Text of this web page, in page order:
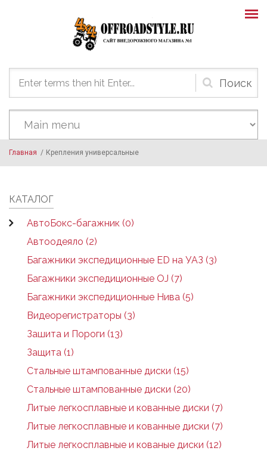
Форма
поиска
Главная / Крепления универсальные
КАТАЛОГ
АвтоБокс-багажник (0)
Автоодеяло (2)
Багажники экспедиционные ED на УАЗ (3)
Багажники экспедиционные OJ (7)
Багажники экспедиционные Нива (5)
Видеорегистраторы (3)
Зашита и Пороги (13)
Защита (1)
Стальные штампованные диски (15)
Стальные штампованные диски (20)
Литые легкосплавные и кованные диски (7)
Литые легкосплавные и кованные диски (7)
Литые легкосплавные и кованые диски (12)